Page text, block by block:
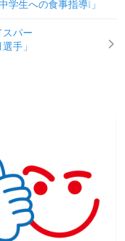
生への食事指導❕」
スパー
手」